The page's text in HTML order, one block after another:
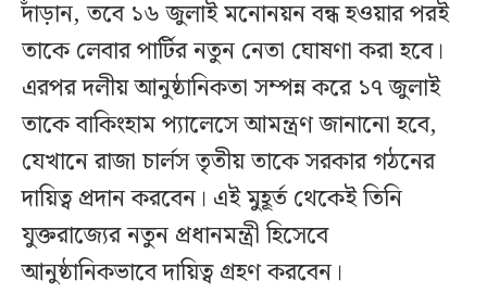
দাঁড়ান, তবে ১৬ জুলাই মনোনয়ন বন্ধ হওয়ার পরই
তাকে লেবার পার্টির নতুন নেতা ঘোষণা করা হবে।
এরপর দলীয় আনুষ্ঠানিকতা সম্পন্ন করে ১৭ জুলাই
তাকে বাকিংহাম প্যালেসে আমন্ত্রণ জানানো হবে,
যেখানে রাজা চার্লস তৃতীয় তাকে সরকার গঠনের
দায়িত্ব প্রদান করবেন। এই মুহূর্ত থেকেই তিনি
যুক্তরাজ্যের নতুন প্রধানমন্ত্রী হিসেবে
আনুষ্ঠানিকভাবে দায়িত্ব গ্রহণ করবেন।